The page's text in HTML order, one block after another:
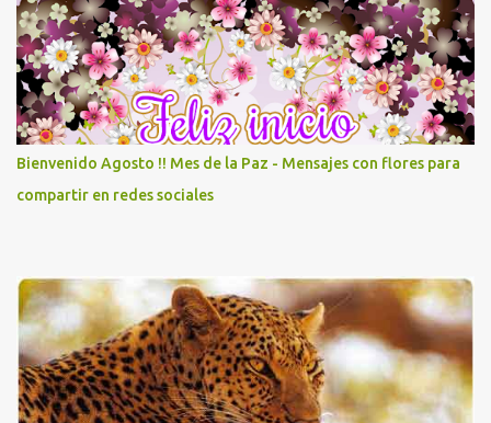
Bienvenido Agosto !! Mes de la Paz - Mensajes con flores para
compartir en redes sociales